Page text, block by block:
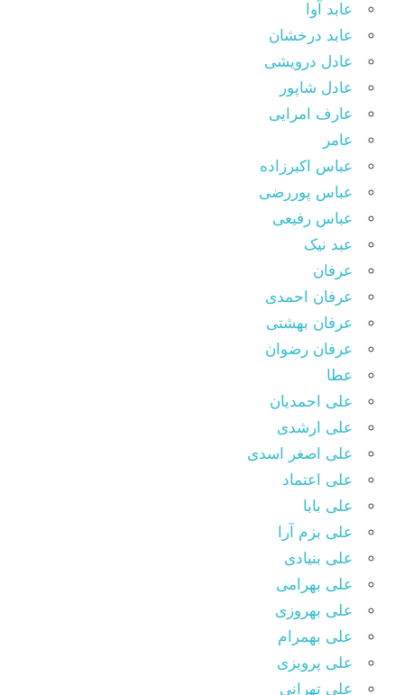
عابد آوا
عابد درخشان
عادل درویشی
عادل شاپور
عارف امرایی
عامر
عباس اکبرزاده
عباس پوررضی
عباس رفیعی
عبد نیک
عرفان
عرفان احمدی
عرفان بهشتی
عرفان رضوان
عطا
علی احمدیان
علی ارشدی
علی اصغر اسدی
علی اعتماد
علی بابا
علی بزم آرا
علی بنیادی
علی بهرامی
علی بهروزی
علی بهمرام
علی پرویزی
علی تهرانی